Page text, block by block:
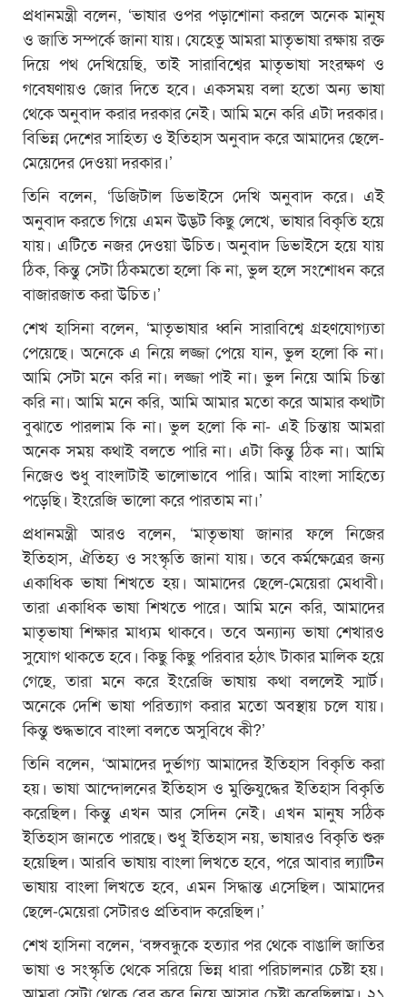
প্রধানমন্ত্রী বলেন, ‘ভাষার ওপর পড়াশোনা করলে অনেক মানুষ
ও জাতি সম্পর্কে জানা যায়। যেহেতু আমরা মাতৃভাষা রক্ষায় রক্ত
দিয়ে পথ দেখিয়েছি, তাই সারাবিশ্বের মাতৃভাষা সংরক্ষণ ও
গবেষণায়ও জোর দিতে হবে। একসময় বলা হতো অন্য ভাষা
থেকে অনুবাদ করার দরকার নেই। আমি মনে করি এটা দরকার।
বিভিন্ন দেশের সাহিত্য ও ইতিহাস অনুবাদ করে আমাদের ছেলে-
মেয়েদের দেওয়া দরকার।’
তিনি বলেন, ‘ডিজিটাল ডিভাইসে দেখি অনুবাদ করে। এই
অনুবাদ করতে গিয়ে এমন উদ্ভট কিছু লেখে, ভাষার বিকৃতি হয়ে
যায়। এটিতে নজর দেওয়া উচিত। অনুবাদ ডিভাইসে হয়ে যায়
ঠিক, কিন্তু সেটা ঠিকমতো হলো কি না, ভুল হলে সংশোধন করে
বাজারজাত করা উচিত।’
শেখ হাসিনা বলেন, ‘মাতৃভাষার ধ্বনি সারাবিশ্বে গ্রহণযোগ্যতা
পেয়েছে। অনেকে এ নিয়ে লজ্জা পেয়ে যান, ভুল হলো কি না।
আমি সেটা মনে করি না। লজ্জা পাই না। ভুল নিয়ে আমি চিন্তা
করি না। আমি মনে করি, আমি আমার মতো করে আমার কথাটা
বুঝাতে পারলাম কি না। ভুল হলো কি না- এই চিন্তায় আমরা
অনেক সময় কথাই বলতে পারি না। এটা কিন্তু ঠিক না। আমি
নিজেও শুধু বাংলাটাই ভালোভাবে পারি। আমি বাংলা সাহিত্যে
পড়েছি। ইংরেজি ভালো করে পারতাম না।’
প্রধানমন্ত্রী আরও বলেন, ‘মাতৃভাষা জানার ফলে নিজের
ইতিহাস, ঐতিহ্য ও সংস্কৃতি জানা যায়। তবে কর্মক্ষেত্রের জন্য
একাধিক ভাষা শিখতে হয়। আমাদের ছেলে-মেয়েরা মেধাবী।
তারা একাধিক ভাষা শিখতে পারে। আমি মনে করি, আমাদের
মাতৃভাষা শিক্ষার মাধ্যম থাকবে। তবে অন্যান্য ভাষা শেখারও
সুযোগ থাকতে হবে। কিছু কিছু পরিবার হঠাৎ টাকার মালিক হয়ে
গেছে, তারা মনে করে ইংরেজি ভাষায় কথা বললেই স্মার্ট।
অনেকে দেশি ভাষা পরিত্যাগ করার মতো অবস্থায় চলে যায়।
কিন্তু শুদ্ধভাবে বাংলা বলতে অসুবিধে কী?’
তিনি বলেন, ‘আমাদের দুর্ভাগ্য আমাদের ইতিহাস বিকৃতি করা
হয়। ভাষা আন্দোলনের ইতিহাস ও মুক্তিযুদ্ধের ইতিহাস বিকৃতি
করেছিল। কিন্তু এখন আর সেদিন নেই। এখন মানুষ সঠিক
ইতিহাস জানতে পারছে। শুধু ইতিহাস নয়, ভাষারও বিকৃতি শুরু
হয়েছিল। আরবি ভাষায় বাংলা লিখতে হবে, পরে আবার ল্যাটিন
ভাষায় বাংলা লিখতে হবে, এমন সিদ্ধান্ত এসেছিল। আমাদের
ছেলে-মেয়েরা সেটারও প্রতিবাদ করেছিল।’
শেখ হাসিনা বলেন, ‘বঙ্গবন্ধুকে হত্যার পর থেকে বাঙালি জাতির
ভাষা ও সংস্কৃতি থেকে সরিয়ে ভিন্ন ধারা পরিচালনার চেষ্টা হয়।